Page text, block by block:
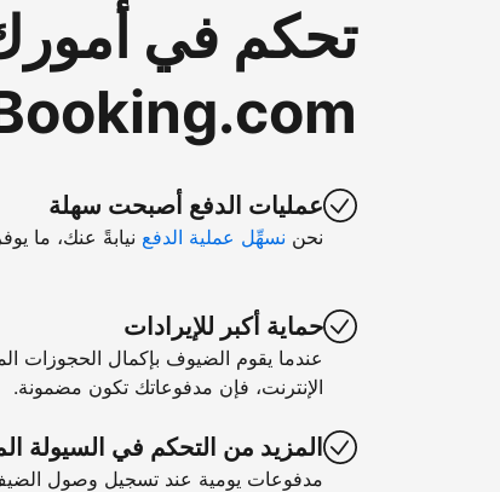
تحكم في
عمليات الدفع أصبحت سهلة
نحن نسهِّل عملية الدفع نيابةً عنك، ما
حماية أكبر للإيرادات
عندما يقوم الضيوف بإكمال الحجوزات
الإنترنت، فإن مدفوعاتك تكون مضمونة.
المزيد من التحكم في السيولة
مدفوعات يومية عند تسجيل وصول